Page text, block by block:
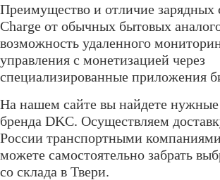
Преимущество и отличие зарядных
Charge от обычных бытовых
возможность удаленного
управления с монетизацией через
специализированные приложения
На нашем сайте вы найдете
бренда DKC. Осуществляем
России транспортными
можете самостоятельно забрать
со склада в Твери.